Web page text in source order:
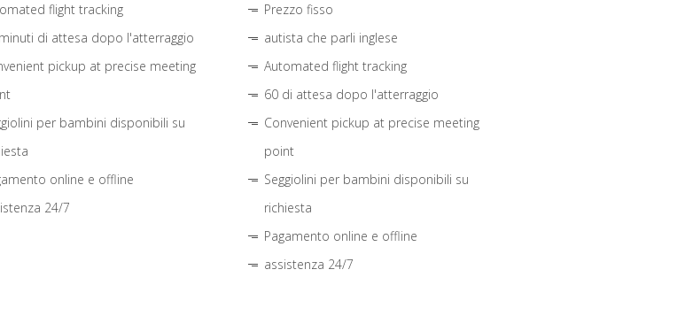
flight tracking
di attesa dopo l'atterraggio
pickup at precise meeting
per bambini disponibili su
online e offline
24/7
Prezzo fisso
autista che parli inglese
Automated flight tracking
60 di attesa dopo l'atterraggio
Convenient pickup at precise meeting
point
Seggiolini per bambini disponibili su
richiesta
Pagamento online e offline
assistenza 24/7